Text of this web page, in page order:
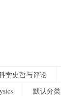
学史哲与评论
默认分类